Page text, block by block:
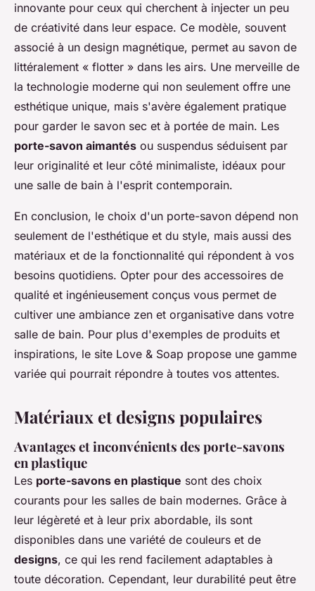
innovante pour ceux qui cherchent à injecter un peu
de créativité dans leur espace. Ce modèle, souvent
associé à un design magnétique, permet au savon de
littéralement « flotter » dans les airs. Une merveille de
la technologie moderne qui non seulement offre une
esthétique unique, mais s'avère également pratique
pour garder le savon sec et à portée de main. Les
porte-savon aimantés ou suspendus séduisent par
leur originalité et leur côté minimaliste, idéaux pour
une salle de bain à l'esprit contemporain.
En conclusion, le choix d'un porte-savon dépend non
seulement de l'esthétique et du style, mais aussi des
matériaux et de la fonctionnalité qui répondent à vos
besoins quotidiens. Opter pour des accessoires de
qualité et ingénieusement conçus vous permet de
cultiver une ambiance zen et organisative dans votre
salle de bain. Pour plus d'exemples de produits et
inspirations, le site Love & Soap propose une gamme
variée qui pourrait répondre à toutes vos attentes.
Matériaux et designs populaires
Avantages et inconvénients des porte-savons
en plastique
Les porte-savons en plastique sont des choix
courants pour les salles de bain modernes. Grâce à
leur légèreté et à leur prix abordable, ils sont
disponibles dans une variété de couleurs et de
designs, ce qui les rend facilement adaptables à
toute décoration. Cependant, leur durabilité peut être